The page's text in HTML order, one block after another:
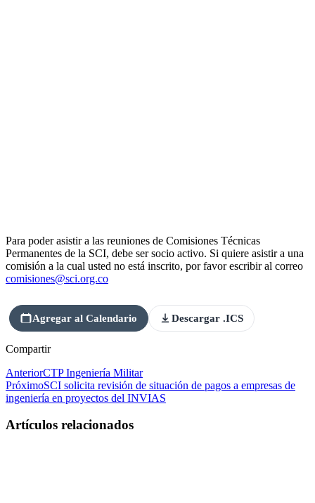
Para poder asistir a las reuniones de Comisiones Técnicas
Permanentes de la SCI, debe ser socio activo. Si quiere asistir a una
comisión a la cual usted no está inscrito, por favor escribir al correo
comisiones@sci.org.co
Agregar al Calendario Descargar .ICS
Compartir
AnteriorCTP Ingeniería Militar
PróximoSCI solicita revisión de situación de pagos a empresas de
ingeniería en proyectos del INVIAS
Artículos relacionados